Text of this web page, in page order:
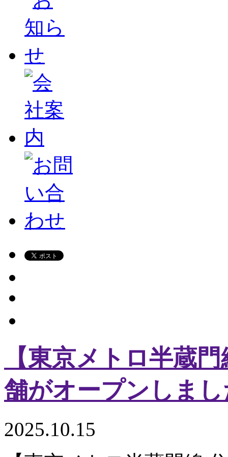
【東京メトロ半蔵
舗がオープンしま
2025.10.15